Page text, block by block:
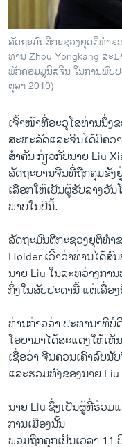
ພາສາອັງກິດ
ວີດີໂອ
ສຽງ
ລາຍງານ
ຕິດຕາມພວກເຮົາ ທີ່
ພາສາຕ່າງໆ
ລັດຖະມົນຕີກະຊວງຍຸດຕິທຳຂ
ທ່ານ Zhou Yongkang ສະ
ພັກຄອມມູນິສຈີນ ໃນການພົບ
ຕຸລາ 2010)
ເຈົ້າໜ້າທີ່ອະວຸໂສທ່ານນຶ່ງ
ສະຫະລັດແລະຈີນໄດ້ມີຄວ
ສຳຄັນ ກ່ຽວກັບນາຍ Liu
ລັດຖະບານຈີນທີ່ຖືກຄຸມຂັງ
ເລືອກໃຫ້ເປັນຜູ້ຮັບລາງວັ
ພາບໃນປີນີ້.
ລັດຖະມົນຕີກະຊວງຍຸຕິທຳ
Holder ເວົ້າວ່າທ່ານໄດ້ສົ
ນາຍ Liu ໃນລະຫວ່າງກາ
ກິ່ງໃນສັບປະດານີ້ ແຕ່ເລື່ອ
ທ່ານກ່າວວ່າ ປະທານາທິ
ໂອບາມາໄດ້ສະແດງໃຫ້ເ
ເຊື່ອວ່າ ຈີນຄວນເຄົາລົບ
ແລະຮວມທັງຂອງນາຍ
ນາຍ Liu ຊຶ່ງເປັນຜູ້ທີ່ຮ່ວມ
ການເມືອງນັ້ນ
ພວມຖືກຄຸກເປັນເວລາ 11